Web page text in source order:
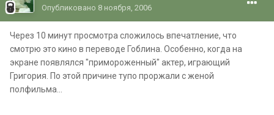
Опубликовано 8 ноября, 2006
Через 10 минут просмотра сложилось впечатление, что
смотрю это кино в переводе Гоблина . Особенно, когда на
экране появлялся "примороженный" актер, играющий
Григория. По этой причине тупо проржали с женой
полфильма...